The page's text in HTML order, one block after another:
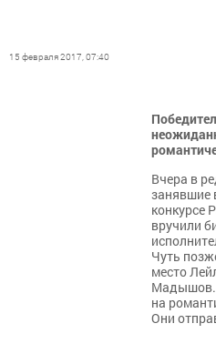
15 февраля 2017, 07:40
Вчера в
занявшие
конкурсе
вручили
Чуть
место
Мадышов.
на
Они